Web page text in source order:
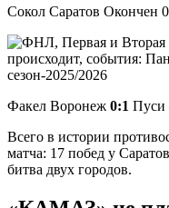
Сокол Саратов Окончен 0
Факел Воронеж 0:1 Пуси
Всего в истории
матча: 17 побед у
битва двух городов.